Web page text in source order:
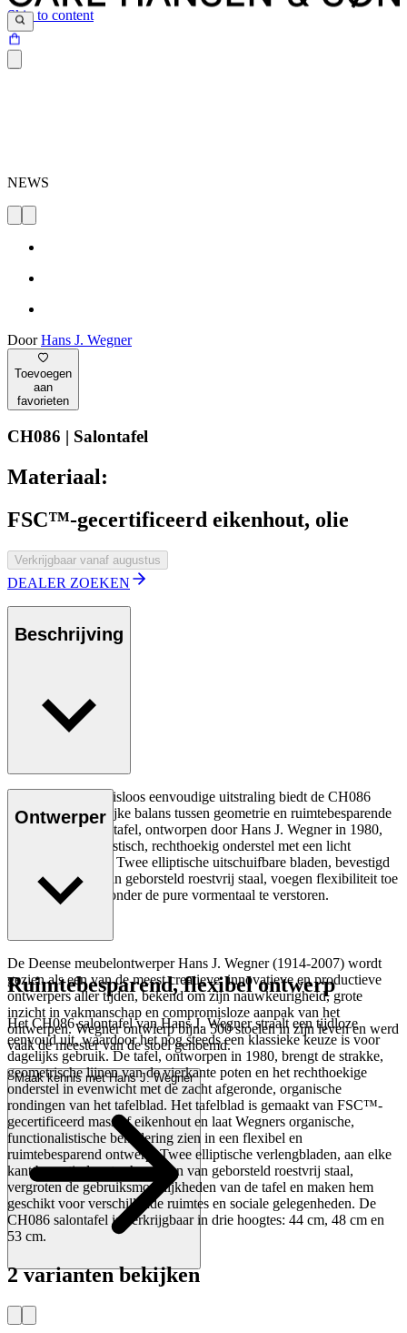
Skip to content
NEWS
DoorHans J. Wegner
Toevoegen
aan
favorieten
CH086 | Salontafel
Materiaal:
FSC™-gecertificeerd eikenhout, olie
Verkrijgbaar vanaf augustus
DEALER ZOEKEN
Beschrijving
Met zijn compromisloos eenvoudige uitstraling biedt de CH086
salontafel een eerlijke balans tussen geometrie en ruimtebesparende
functionaliteit. De tafel, ontworpen door Hans J. Wegner in 1980,
heeft een minimalistisch, rechthoekig onderstel met een licht
gebogen tafelblad. Twee elliptische uitschuifbare bladen, bevestigd
met scharnieren van geborsteld roestvrij staal, voegen flexibiliteit toe
aan het ontwerp zonder de pure vormentaal te verstoren.
Ontwerper
De Deense meubelontwerper Hans J. Wegner (1914-2007) wordt
gezien als een van de meest creatieve, innovatieve en productieve
ontwerpers aller tijden, bekend om zijn nauwkeurigheid, grote
inzicht in vakmanschap en compromisloze aanpak van het
ontwerpen. Wegner ontwierp bijna 500 stoelen in zijn leven en werd
vaak de meester van de stoel genoemd.
Maak kennis met Hans J. Wegner
Ruimtebesparend, flexibel ontwerp
Het CH086 salontafel van Hans J. Wegner straalt een tijdloze
eenvoud uit, waardoor het nog steeds een klassieke keuze is voor
dagelijks gebruik. De tafel, ontworpen in 1980, brengt de strakke,
geometrische lijnen van de vierkante poten en het rechthoekige
onderstel in evenwicht met de zacht afgeronde, organische
rondingen van het tafelblad. Het tafelblad is gemaakt van FSC™-
gecertificeerd massief eikenhout en laat Wegners organische,
functionalistische benadering zien in een flexibel en
ruimtebesparend ontwerp. Twee elliptische verlengbladen, aan elke
kant bevestigd met scharnieren van geborsteld roestvrij staal,
vergroten de gebruiksmogelijkheden van de tafel en maken hem
geschikt voor verschillende ruimtes en sociale gelegenheden. De
CH086 salontafel is verkrijgbaar in drie hoogtes: 44 cm, 48 cm en
53 cm.
2 varianten bekijken